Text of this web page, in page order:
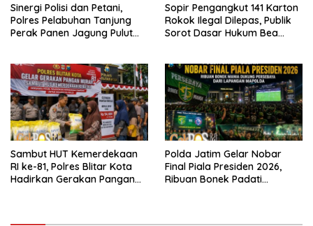
Sinergi Polisi dan Petani,
Polres Pelabuhan Tanjung
Perak Panen Jagung Pulut
Sopir Pengangkut 141 Karton
Rokok Ilegal Dilepas, Publik
Sorot Dasar Hukum Bea
Sambut HUT Kemerdekaan
RI ke-81, Polres Blitar Kota
Hadirkan Gerakan Pangan
Polda Jatim Gelar Nobar
Final Piala Presiden 2026,
Ribuan Bonek Padati